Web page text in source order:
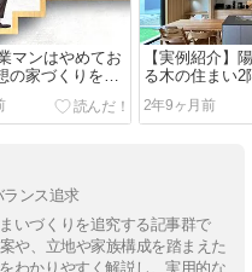
マンはやめてお
の家づくりを実
に避けるべきサ
【実例紹介】
る木の住まい2
2年9ヶ月前
ランス追求
いづくりを追究する記事群で
や、立地や家族構成を踏まえた
わかりやすく解説し、実用的な